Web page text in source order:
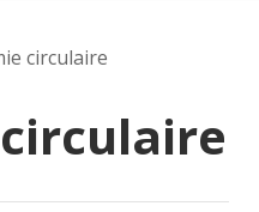
circulaire